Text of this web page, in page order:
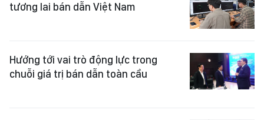
tương lai bán dẫn Việt Nam
Hướng tới vai trò động lực trong
chuỗi giá trị bán dẫn toàn cầu